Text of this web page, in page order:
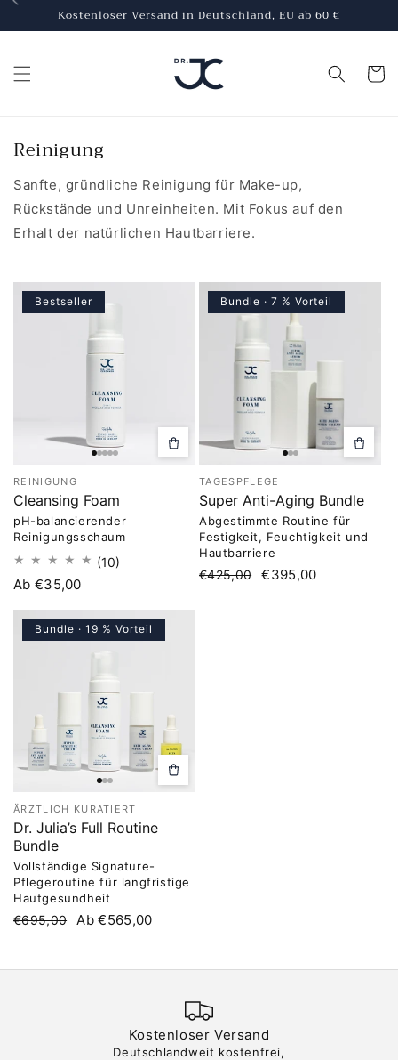
Inhalt
Kostenloser Versand in Deutschland, EU ab 60 €
K
a
t
e
g
r
Reinigung
Sanfte, gründliche Reinigung für Make-up,
Rückstände und Unreinheiten. Mit Fokus auf den
Erhalt der natürlichen Hautbarriere.
Bestseller
Optionen
auswählen
REINIGUNG
Cleansing Foam
pH-balancierender
Reinigungsschaum
(10)10
Normaler
Ab €35,00
Bundle · 7 % Vorteil
In
den
TAGESPFLEGE
Super Anti-Aging Bundle
Abgestimmte Routine für
Festigkeit, Feuchtigkeit und
Hautbarriere
Normaler
€425,00 Verkaufspreis
€395,00
Bundle · 19 % Vorteil
Optionen
auswählen
ÄRZTLICH KURATIERT
Dr. Julia’s Full Routine
Bundle
Vollständige Signature-
Pflegeroutine für langfristige
Hautgesundheit
Normaler
€695,00 Verkaufspreis
Ab €565,00
Kostenloser Versand
Deutschlandweit kostenfrei,